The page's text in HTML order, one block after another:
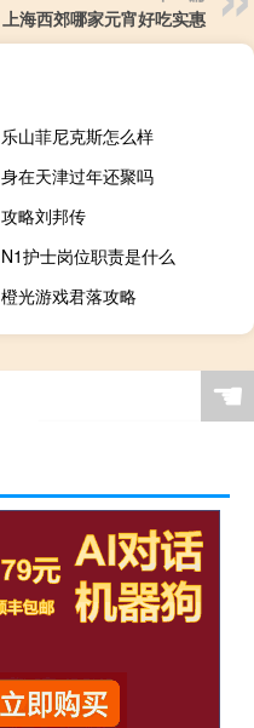
上海西郊哪家元宵好吃实惠
乐山菲尼克斯怎么样
身在天津过年还聚吗
攻略刘邦传
N1护士岗位职责是什么
橙光游戏君落攻略
☚